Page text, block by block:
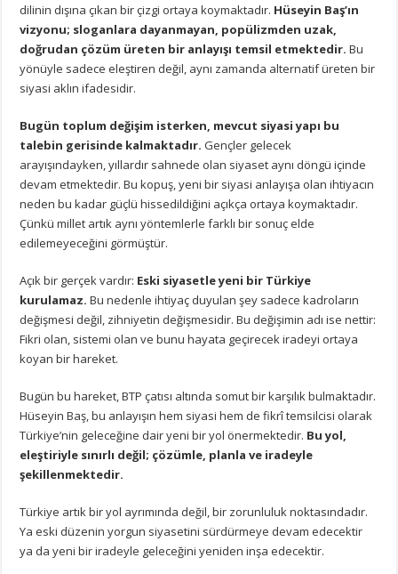
dilinin dışına çıkan bir çizgi ortaya koymaktadır. Hüseyin Baş’ın
vizyonu; sloganlara dayanmayan, popülizmden uzak,
doğrudan çözüm üreten bir anlayışı temsil etmektedir. Bu
yönüyle sadece eleştiren değil, aynı zamanda alternatif üreten bir
siyasi aklın ifadesidir.
Bugün toplum değişim isterken, mevcut siyasi yapı bu
talebin gerisinde kalmaktadır.Gençler gelecek
arayışındayken, yıllardır sahnede olan siyaset aynı döngü içinde
devam etmektedir. Bu kopuş, yeni bir siyasi anlayışa olan ihtiyacın
neden bu kadar güçlü hissedildiğini açıkça ortaya koymaktadır.
Çünkü millet artık aynı yöntemlerle farklı bir sonuç elde
edilemeyeceğini görmüştür.
Açık bir gerçek vardır: Eski siyasetle yeni bir Türkiye
kurulamaz. Bu nedenle ihtiyaç duyulan şey sadece kadroların
değişmesi değil, zihniyetin değişmesidir. Bu değişimin adı ise nettir:
Fikri olan, sistemi olan ve bunu hayata geçirecek iradeyi ortaya
koyan bir hareket.
Bugün bu hareket, BTP çatısı altında somut bir karşılık bulmaktadır.
Hüseyin Baş, bu anlayışın hem siyasi hem de fikrî temsilcisi olarak
Türkiye’nin geleceğine dair yeni bir yol önermektedir. Bu yol,
eleştiriyle sınırlı değil; çözümle, planla ve iradeyle
şekillenmektedir.
Türkiye artık bir yol ayrımında değil, bir zorunluluk noktasındadır.
Ya eski düzenin yorgun siyasetini sürdürmeye devam edecektir
ya da yeni bir iradeyle geleceğini yeniden inşa edecektir.